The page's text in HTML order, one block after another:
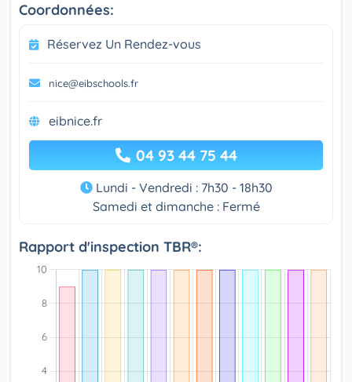
Coordonnées:
Réservez Un Rendez-vous
nice@eibschools.fr
eibnice.fr
04 93 44 75 44
Lundi - Vendredi : 7h30 - 18h30
Samedi et dimanche : Fermé
Rapport d'inspection TBR®: